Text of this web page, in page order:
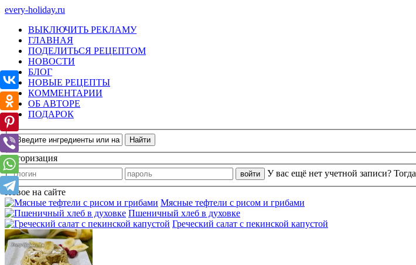
every-holiday.ru
ВЫКЛЮЧИТЬ РЕКЛАМУ
ГЛАВНАЯ
ПОДЕЛИТЬСЯ РЕЦЕПТОМ
НОВОСТИ
БЛОГ
НОВЫЕ РЕЦЕПТЫ
КОММЕНТАРИИ
ОБ АВТОРЕ
ПОДАРОК
Авторизация
У вас ещё нет учетной записи? Тогда
Новое на сайте
Мясные тефтели с рисом и грибами
Пшеничный хлеб в духовке
Греческий салат с пекинской капустой